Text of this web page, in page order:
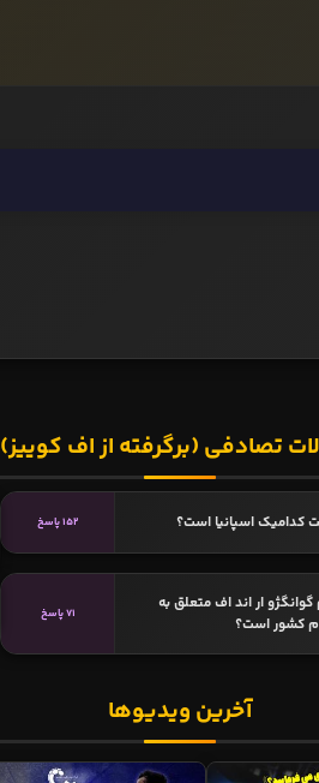
تصادفی (برگرفته از اف کوییز)
کدامیک اسپانیا است؟ 152 پاسخ
گوانگژو ار اند اف متعلق به
کشور است؟
71 پاسخ
آخرین ویدیوها